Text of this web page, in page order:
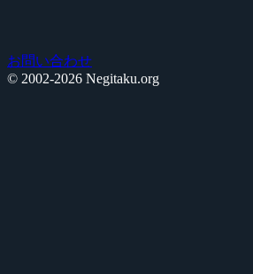
お問い合わせ
© 2002-2026 Negitaku.org